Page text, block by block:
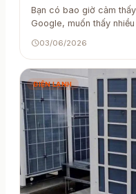
Bạn có bao giờ cảm
Google, muốn thấy
schedule03/06/2026
ĐIỆN LẠNH